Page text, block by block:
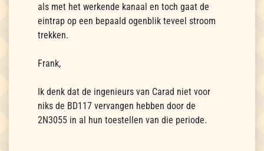
als met het werkende kanaal en toch gaat de
eintrap op een bepaald ogenblik teveel stroom
trekken.
Frank,
Ik denk dat de ingenieurs van Carad niet voor
niks de BD117 vervangen hebben door de
2N3055 in al hun toestellen van die periode.